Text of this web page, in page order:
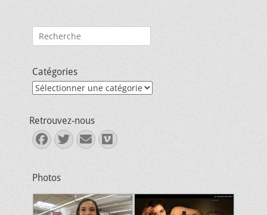
Rechercher :
Catégories
Catégories
Retrouvez-nous
Facebook
Twitter
E-
mail
Vimeo
Photos